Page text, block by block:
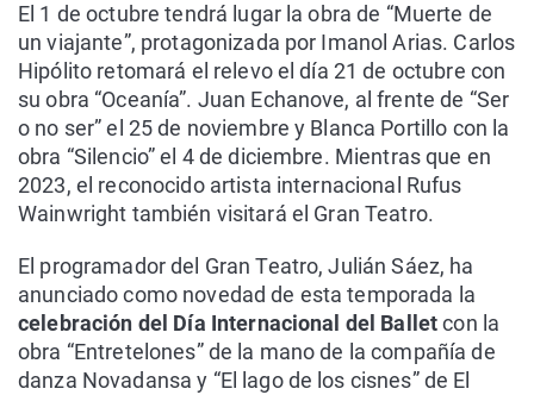
El 1 de octubre tendrá lugar la obra de “Muerte de
un viajante”, protagonizada por Imanol Arias. Carlos
Hipólito retomará el relevo el día 21 de octubre con
su obra “Oceanía”. Juan Echanove, al frente de “Ser
o no ser” el 25 de noviembre y Blanca Portillo con la
obra “Silencio” el 4 de diciembre. Mientras que en
2023, el reconocido artista internacional Rufus
Wainwright también visitará el Gran Teatro.
El programador del Gran Teatro, Julián Sáez, ha
anunciado como novedad de esta temporada la
celebración del Día Internacional del Balletcon la
obra “Entretelones” de la mano de la compañía de
danza Novadansa y “El lago de los cisnes” de El